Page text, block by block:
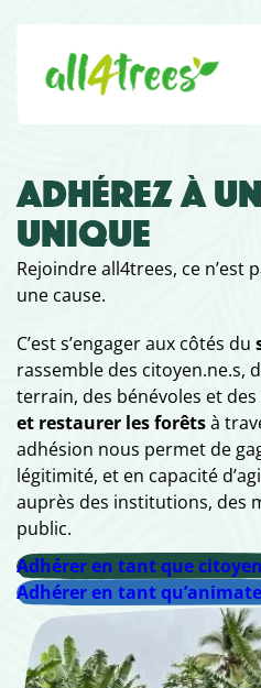
ADHÉREZ À
UNIQUE
Rejoindre all4trees, ce n’est
une cause.
C’est s’engager aux côtés du
rassemble des citoyen.ne.s,
terrain, des bénévoles et
et restaurer les forêtsà
adhésion nous permet de
légitimité, et en capacité
auprès des institutions, des
public.
Adhérer en tant que
Adhérer en tant